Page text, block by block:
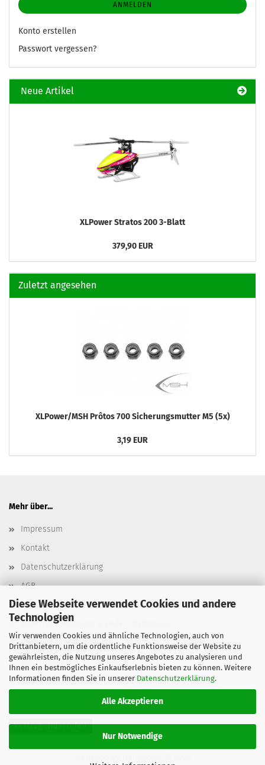
Diese Webseite verwendet Cookies und andere
Technologien
Wir verwenden Cookies und ähnliche Technologien, auch von
Drittanbietern, um die ordentliche Funktionsweise der Website zu
gewährleisten, die Nutzung unseres Angebotes zu analysieren und
Ihnen ein bestmögliches Einkaufserlebnis bieten zu können. Weitere
Informationen finden Sie in unserer Datenschutzerklärung.
Alle Akzeptieren
Nur Notwendige
ANMELDEN
Konto erstellen
Passwort vergessen?
Neue Artikel
XLPower Stratos 200 3-Blatt
379,90 EUR
Zuletzt angesehen
XLPower/MSH Prôtos 700 Sicherungsmutter M5 (5x)
3,19 EUR
Mehr über...
Impressum
Kontakt
Datenschutzerklärung
AGB
Versand- & Zahlungsbedingungen, Versandkosten
Widerrufsbelehrung & Widerrufsformular
Batterieentsorgung
Elektroaltgeräteentsorgung
Cookie Einstellungen
Vertrag widerrufen